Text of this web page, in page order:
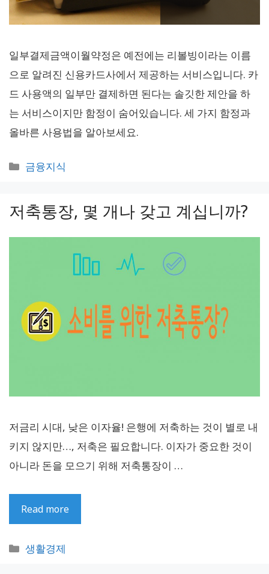
일부결제금액이월약정은 예전에는 리볼빙이라는 이름
으로 알려진 신용카드사에서 제공하는 서비스입니다. 카
드 사용액의 일부만 결제하면 된다는 솔깃한 제안을 하
는 서비스이지만 함정이 숨어있습니다. 세 가지 함정과
올바른 사용법을 알아보세요.
카
리
금융지식
저축통장, 몇 개나 갖고 계십니까?
저금리 시대, 낮은 이자율! 은행에 저축하는 것이 별로 내
키지 않지만…, 저축은 필요합니다. 이자가 중요한 것이
아니라 돈을 모으기 위해 저축통장이 …
Read more
카
생활경제